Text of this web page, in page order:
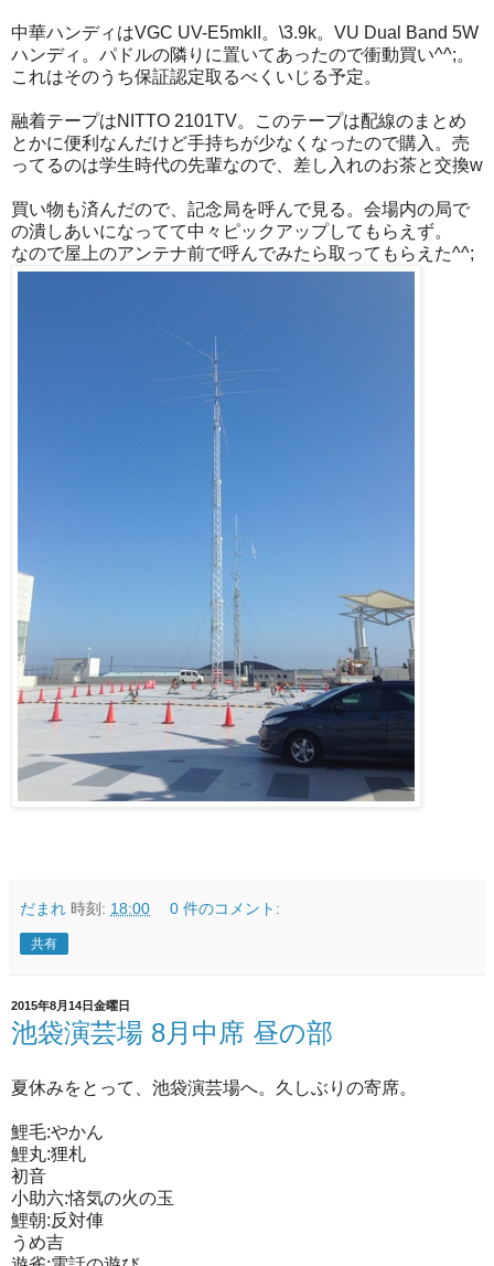
中華ハンディはVGC UV-E5mkII。\3.9k。VU Dual Band 5W
ハンディ。パドルの隣りに置いてあったので衝動買い^^;。
これはそのうち保証認定取るべくいじる予定。
融着テープはNITTO 2101TV。このテープは配線のまとめ
とかに便利なんだけど手持ちが少なくなったので購入。売
ってるのは学生時代の先輩なので、差し入れのお茶と交換w
買い物も済んだので、記念局を呼んで見る。会場内の局で
の潰しあいになってて中々ピックアップしてもらえず。
なので屋上のアンテナ前で呼んでみたら取ってもらえた^^;
だまれ 時刻: 18:00 0 件のコメント:
共有
2015年8月14日金曜日
池袋演芸場 8月中席 昼の部
夏休みをとって、池袋演芸場へ。久しぶりの寄席。
鯉毛:やかん
鯉丸:狸札
初音
小助六:悋気の火の玉
鯉朝:反対俥
うめ吉